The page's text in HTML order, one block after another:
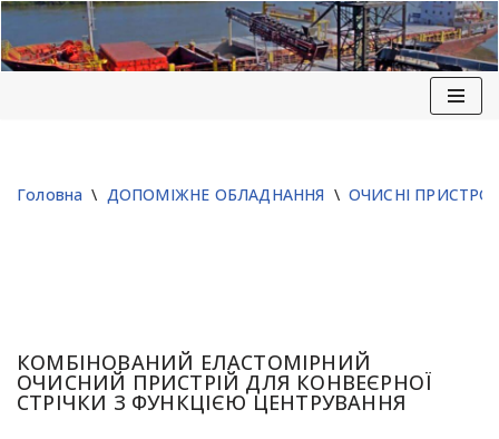
Головна \ ДОПОМІЖНЕ ОБЛАДНАННЯ \ ОЧИСНІ ПРИСТРОЇ
КОМБІНОВАНИЙ ЕЛАСТОМІРНИЙ
ОЧИСНИЙ ПРИСТРІЙ ДЛЯ КОНВЕЄРНОЇ
СТРІЧКИ З ФУНКЦІЄЮ ЦЕНТРУВАННЯ